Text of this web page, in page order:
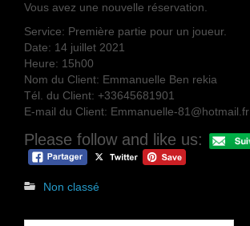
Vous avez une nouvelle réservation.
Service: Première partie pour un joueur.
Date: 14 juillet 2021
Heure: 15h00
Nom du Client: Emmanuelle Ben rekia
Tél. du Client: +33645681901
E-mail du Client: Emmanuelle-81@hotmail.fr
Please follow and like us:
Non classé